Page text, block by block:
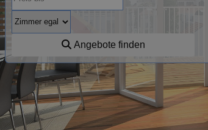
Angebote finden